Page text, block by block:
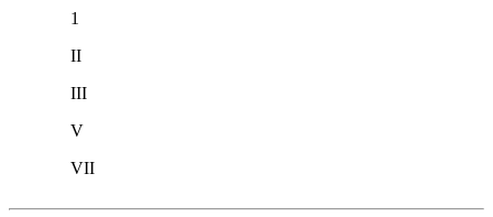
1
II
III
V
VII